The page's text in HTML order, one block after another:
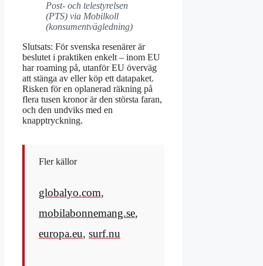
Post- och telestyrelsen
(PTS) via Mobilkoll
(konsumentvägledning)
Slutsats: För svenska resenärer är
beslutet i praktiken enkelt – inom EU
har roaming på, utanför EU överväg
att stänga av eller köp ett datapaket.
Risken för en oplanerad räkning på
flera tusen kronor är den största faran,
och den undviks med en
knapptryckning.
Fler källor
globalyo.com,
mobilabonnemang.se,
europa.eu, surf.nu